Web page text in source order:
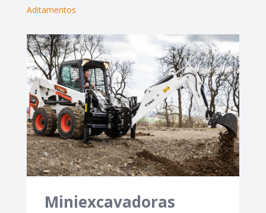
Aditamentos
Miniexcavadoras